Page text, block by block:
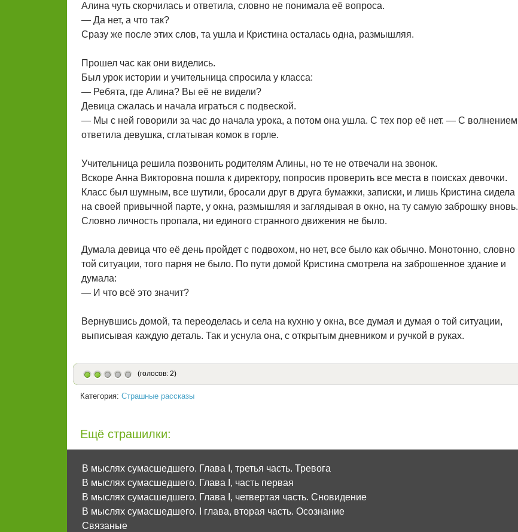
Алина чуть скорчилась и ответила, словно не понимала её вопроса.
— Да нет, а что так?
Сразу же после этих слов, та ушла и Кристина осталась одна, размышляя.
Прошел час как они виделись.
Был урок истории и учительница спросила у класса:
— Ребята, где Алина? Вы её не видели?
Девица сжалась и начала играться с подвеской.
— Мы с ней говорили за час до начала урока, а потом она ушла. С тех пор её нет. — С волнением
ответила девушка, сглатывая комок в горле.
Учительница решила позвонить родителям Алины, но те не отвечали на звонок.
Вскоре Анна Викторовна пошла к директору, попросив проверить все места в поисках девочки.
Класс был шумным, все шутили, бросали друг в друга бумажки, записки, и лишь Кристина сидела
на своей привычной парте, у окна, размышляя и заглядывая в окно, на ту самую заброшку вновь.
Словно личность пропала, ни единого странного движения не было.
Думала девица что её день пройдет с подвохом, но нет, все было как обычно. Монотонно, словно
той ситуации, того парня не было. По пути домой Кристина смотрела на заброшенное здание и
думала:
— И что всё это значит?
Вернувшись домой, та переоделась и села на кухню у окна, все думая и думая о той ситуации,
выписывая каждую деталь. Так и уснула она, с открытым дневником и ручкой в руках.
(голосов: 2)
Категория: Страшные рассказы
Ещё страшилки:
В мыслях сумасшедшего. Глава I, третья часть. Тревога
В мыслях сумасшедшего. Глава I, часть первая
В мыслях сумасшедшего. Глава I, четвертая часть. Сновидение
В мыслях сумасшедшего. I глава, вторая часть. Осознание
Связаные